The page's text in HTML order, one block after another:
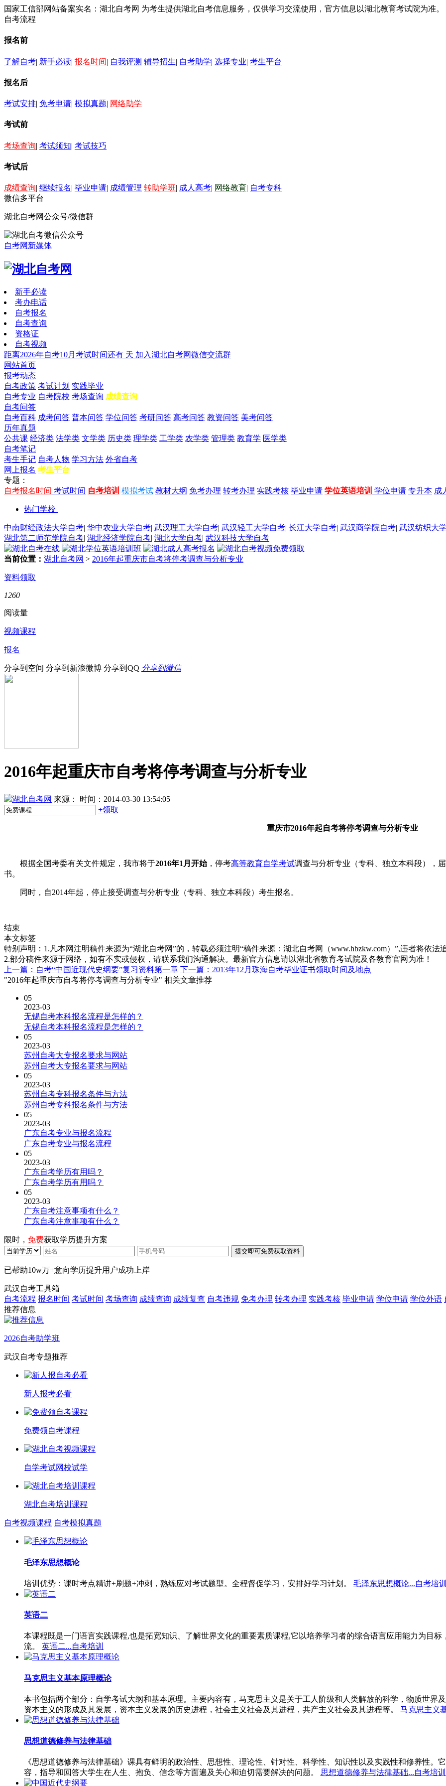
国家工信部网站备案实名：湖北自考网 为考生提供湖北自考信息服务，仅供学习交流使用，官方信息以湖北教育考试院为准。
自考流程
报名前
了解自考| 新手必读| 报名时间| 自我评测 辅导招生| 自考助学| 选择专业| 考生平台
报名后
考试安排| 免考申请| 模拟真题| 网络助学
考试前
考场查询| 考试须知| 考试技巧
考试后
成绩查询| 继续报名| 毕业申请| 成绩管理 转助学班| 成人高考| 网络教育| 自考专科
微信多平台
湖北自考网公众号/微信群
自考网新媒体
新手必读
考办电话
自考报名
自考查询
资格证
自考视频
距离2026年自考10月考试时间还有 天 加入湖北自考网微信交流群
网站首页
报考动态
自考政策 考试计划 实践毕业
自考专业 自考院校 考场查询 成绩查询
自考问答
自考百科 成考问答 普本问答 学位问答 考研问答 高考问答 教资问答 美考问答
历年真题
公共课 经济类 法学类 文学类 历史类 理学类 工学类 农学类 管理类 教育学 医学类
自考笔记
考生手记 自考人物 学习方法 外省自考
网上报名 考生平台
专题：
自考报名时间 考试时间 自考培训 模拟考试 教材大纲 免考办理 转考办理 实践考核 毕业申请 学位英语培训 学位申请 专升本 成
热门学校
中南财经政法大学自考| 华中农业大学自考| 武汉理工大学自考| 武汉轻工大学自考| 长江大学自考| 武汉商学院自考| 武汉纺织大
湖北第二师范学院自考| 湖北经济学院自考| 湖北大学自考| 武汉科技大学自考
当前位置： 湖北自考网 > 2016年起重庆市自考将停考调查与分析专业
资料领取
1260
阅读量
视频课程
报名
分享到空间 分享到新浪微博 分享到QQ 分享到微信
2016年起重庆市自考将停考调查与分析专业
湖北自考网 来源：
时间：2014-03-30 13:54:05
+领取
重庆市2016年起自考将停考调查与分析专业
根据全国考委有关文件规定，我市将于2016年1月开始，停考高等教育自学考试调查与分析专业（专科、独立本科段），
书。
同时，自2014年起，停止接受调查与分析专业（专科、独立本科段）考生报名。
结束
本文标签
特别声明：1.凡本网注明稿件来源为“湖北自考网”的，转载必须注明“稿件来源：湖北自考网（www.hbzkw.com）”,违者将依法
2.部分稿件来源于网络，如有不实或侵权，请联系我们沟通解决。最新官方信息请以湖北省教育考试院及各教育官网为准！
上一篇：自考“中国近现代史纲要”复习资料第一章 下一篇：2013年12月珠海自考毕业证书领取时间及地点
"2016年起重庆市自考将停考调查与分析专业" 相关文章推荐
05
2023-03
无锡自考本科报名流程是怎样的？
无锡自考本科报名流程是怎样的？
05
2023-03
苏州自考大专报名要求与网站
苏州自考大专报名要求与网站
05
2023-03
苏州自考专科报名条件与方法
苏州自考专科报名条件与方法
05
2023-03
广东自考专业与报名流程
广东自考专业与报名流程
05
2023-03
广东自考学历有用吗？
广东自考学历有用吗？
05
2023-03
广东自考注意事项有什么？
广东自考注意事项有什么？
限时， 免费获取学历提升方案
已帮助10w万+意向学历提升用户成功上岸
武汉自考工具箱
自考流程 报名时间 考试时间 考场查询 成绩查询 成绩复查 自考违规 免考办理 转考办理 实践考核 毕业申请 学位申请 学位外语
推荐信息
2026自考助学班
武汉自考专题推荐
新人报考必看
免费领自考课程
自学考试网校试学
湖北自考培训课程
自考视频课程 自考模拟真题
毛泽东思想概论
培训优势：课时考点精讲+刷题+冲刺，熟练应对考试题型。全程督促学习，安排好学习计划。 毛泽东思想概论...自考培训
英语二
本课程既是一门语言实践课程,也是拓宽知识、了解世界文化的重要素质课程,它以培养学习者的综合语言应用能力为目
流。
英语二...自考培训
马克思主义基本原理概论
本书包括两个部分：自学考试大纲和基本原理。主要内容有，马克思主义是关于工人阶级和人类解放的科学，物质世界
资本主义的形成及其发展，资本主义发展的历史进程，社会主义社会及其进程，共产主义社会及其进程等。
马克思主义
思想道德修养与法律基础
《思想道德修养与法律基础》课具有鲜明的政治性、思想性、理论性、针对性、科学性、知识性以及实践性和修养性。
容，指导和回答大学生在人生、抱负、信念等方面遍及关心和迫切需要解决的问题。
思想道德修养与法律基础...自考培训